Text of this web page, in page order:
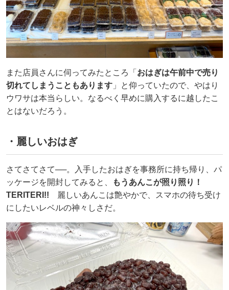
また店員さんに伺ってみたところ「 おはぎは午前中で売り
切れてしまうこともあります 」と仰っていたので、やはり
ウワサは本当らしい。なるべく早めに購入するに越したこ
とはないだろう。
・麗しいおはぎ
さてさてさて──。入手したおはぎを事務所に持ち帰り、パ
ッケージを開封してみると、
もうあんこが照り照り！
TERITERI!! 麗しいあんこは艶やかで、スマホの待ち受け
にしたいレベルの神々しさだ。